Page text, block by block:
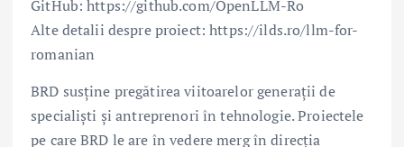
GitHub: https://github.com/OpenLLM-Ro
Alte detalii despre proiect: https://ilds.ro/llm-for-
romanian
BRD susține pregătirea viitoarelor generații de
specialiști și antreprenori în tehnologie. Proiectele
pe care BRD le are în vedere merg în direcția